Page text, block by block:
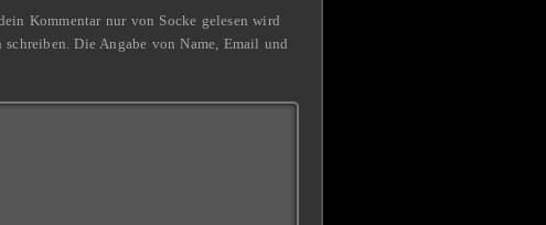
Kommentar nur von Socke gelesen wird
schreiben. Die Angabe von Name, Email und